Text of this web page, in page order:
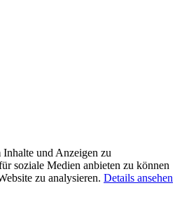
und Anzeigen zu
soziale Medien anbieten zu können
zu analysieren. Details ansehen